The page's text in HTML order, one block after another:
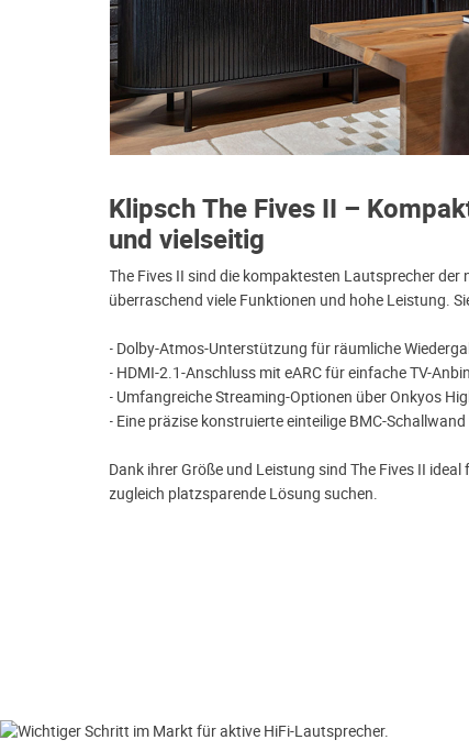
Klipsch The Fives II –
und vielseitig
The Fives II sind die kompaktesten Lautsprecher der
überraschend viele Funktionen und hohe Leistung.
- Dolby-Atmos-Unterstützung für räumliche
- HDMI-2.1-Anschluss mit eARC für einfache TV-
- Umfangreiche Streaming-Optionen über Onkyos
- Eine präzise konstruierte einteilige BMC-
Dank ihrer Größe und Leistung sind The Fives II
zugleich platzsparende Lösung suchen.